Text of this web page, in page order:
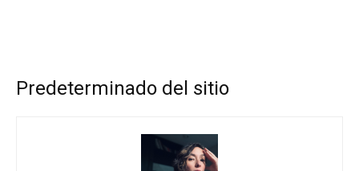
Predeterminado del sitio